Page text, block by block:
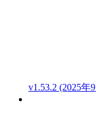
v1.53.2 (2025年